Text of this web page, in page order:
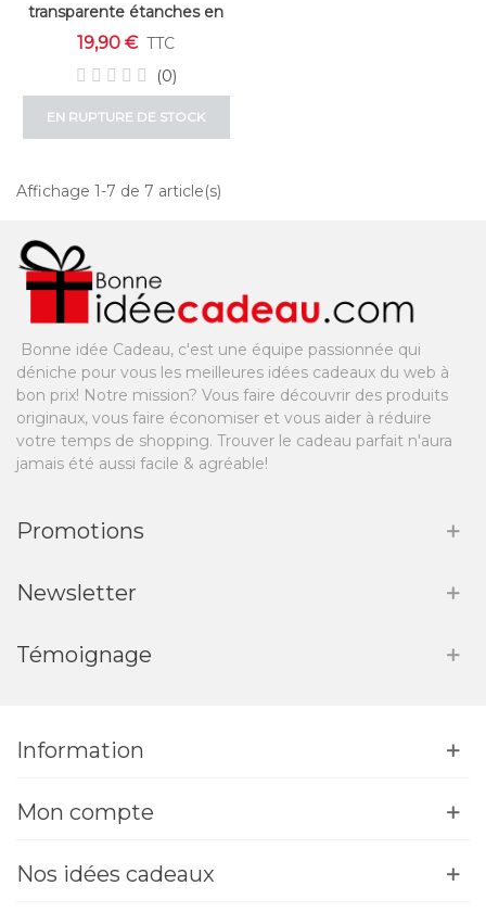
transparente étanches en
lot de 2
19,90 € TTC
(0)
EN RUPTURE DE STOCK
Affichage 1-7 de 7 article(s)
Bonne idée Cadeau, c'est une équipe passionnée qui
déniche pour vous les meilleures idées cadeaux du web à
bon prix! Notre mission? Vous faire découvrir des produits
originaux, vous faire économiser et vous aider à réduire
votre temps de shopping. Trouver le cadeau parfait n'aura
jamais été aussi facile & agréable!
Promotions
Newsletter
Témoignage
Information
Mon compte
Nos idées cadeaux